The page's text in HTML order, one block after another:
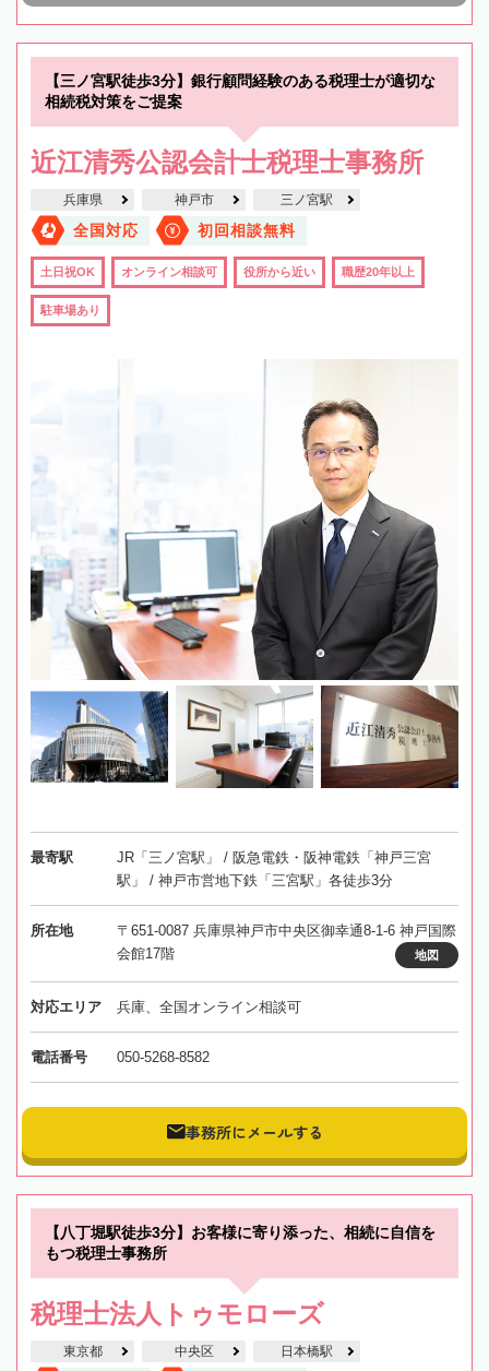
【三ノ宮駅徒歩3分】銀行顧問経験のある税理士が適切な
相続税対策をご提案
近江清秀公認会計士税理士事務所
兵庫県 神戸市 三ノ宮駅
全国対応 初回相談無料
土日祝OK オンライン相談可 役所から近い 職歴20年以上
駐車場あり
最寄駅
JR「三ノ宮駅」 / 阪急電鉄・阪神電鉄「神戸三宮
駅」 / 神戸市営地下鉄「三宮駅」各徒歩3分
所在地
〒651-0087 兵庫県神戸市中央区御幸通8-1-6 神戸国際
会館17階
地図
対応エリア 兵庫、全国オンライン相談可
電話番号 050-5268-8582
事務所にメールする
【八丁堀駅徒歩3分】お客様に寄り添った、相続に自信を
もつ税理士事務所
税理士法人トゥモローズ
東京都 中央区 日本橋駅